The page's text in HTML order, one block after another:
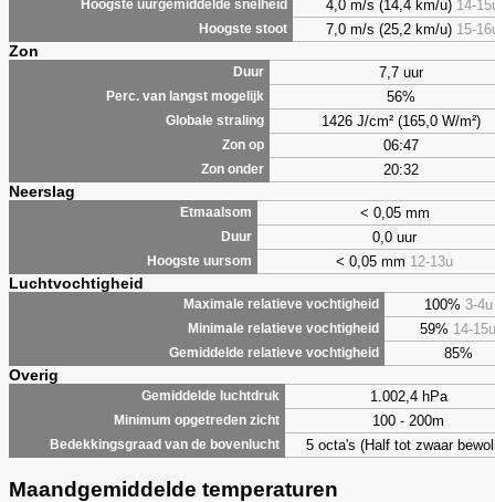
Hoogste uurgemiddelde snelheid 4,0 m/s (14,4 km/u) 14-
Hoogste stoot 7,0 m/s (25,2 km/u) 15-
Zon
Duur 7,7 uur
Perc. van langst mogelijk 56%
Globale straling 1426 J/cm² (165,0 W/m²)
Zon op 06:47
Zon onder 20:32
Neerslag
Etmaalsom < 0,05 mm
Duur 0,0 uur
Hoogste uursom < 0,05 mm 12-13u
Luchtvochtigheid
Maximale relatieve vochtigheid 100% 3-4u
Minimale relatieve vochtigheid 59% 14-15u
Gemiddelde relatieve vochtigheid 85%
Overig
Gemiddelde luchtdruk 1.002,4 hPa
Minimum opgetreden zicht 100 - 200m
Bedekkingsgraad van de bovenlucht 5 octa's (Half tot zwaar
Maandgemiddelde temperaturen